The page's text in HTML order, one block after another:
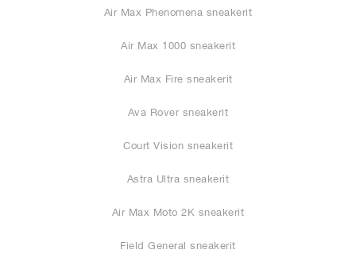
Air Max Phenomena sneakerit
Air Max 1000 sneakerit
Air Max Fire sneakerit
Ava Rover sneakerit
Court Vision sneakerit
Astra Ultra sneakerit
Air Max Moto 2K sneakerit
Field General sneakerit